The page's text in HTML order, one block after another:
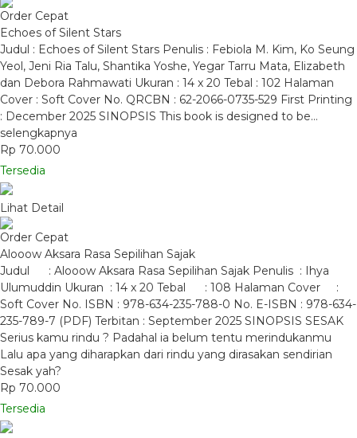
Order Cepat
Echoes of Silent Stars
Judul : Echoes of Silent Stars Penulis : Febiola M. Kim, Ko Seung
Yeol, Jeni Ria Talu, Shantika Yoshe, Yegar Tarru Mata, Elizabeth
dan Debora Rahmawati Ukuran : 14 x 20 Tebal : 102 Halaman
Cover : Soft Cover No. QRCBN : 62-2066-0735-529 First Printing
: December 2025 SINOPSIS This book is designed to be…
selengkapnya
Rp 70.000
Tersedia
Lihat Detail
Order Cepat
Alooow Aksara Rasa Sepilihan Sajak
Judul : Alooow Aksara Rasa Sepilihan Sajak Penulis : Ihya
Ulumuddin Ukuran : 14 x 20 Tebal : 108 Halaman Cover :
Soft Cover No. ISBN : 978-634-235-788-0 No. E-ISBN : 978-634-
235-789-7 (PDF) Terbitan : September 2025 SINOPSIS SESAK
Serius kamu rindu ? Padahal ia belum tentu merindukanmu
Lalu apa yang diharapkan dari rindu yang dirasakan sendirian
Sesak yah?
Rp 70.000
Tersedia